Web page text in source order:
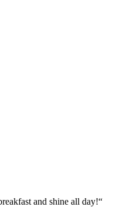
and shine all day!“